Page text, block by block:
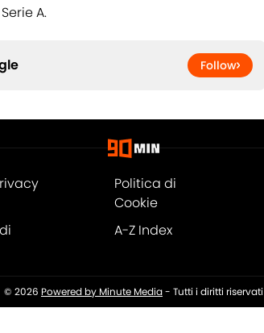
A.
Follow
Politica di
Cookie
A-Z Index
© 2026 Powered by Minute Media- Tutti i diritti riservati